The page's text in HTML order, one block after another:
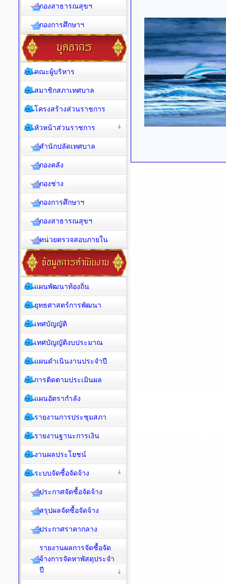
กองสาธารณสุขฯ
กองการศึกษาฯ
คณะผู้บริหาร
สมาชิกสภาเทศบาล
โครงสร้างส่วนราชการ
หัวหน้าส่วนราชการ
สำนักปลัดเทศบาล
กองคลัง
กองช่าง
กองการศึกษาฯ
กองสาธารณสุขฯ
หน่วยตรวจสอบภายใน
แผนพัฒนาท้องถิ่น
ยุทธศาสตร์การพัฒนา
เทศบัญญัติ
เทศบัญญัติงบประมาณ
แผนดำเนินงานประจำปี
การติดตามประเมินผล
แผนอัตรากำลัง
รายงานการประชุมสภา
รายงานฐานะการเงิน
งานผลประโยชน์
ระบบจัดซื้อจัดจ้าง
ประกาศจัดซื้อจัดจ้าง
สรุปผลจัดซื้อจัดจ้าง
ประกาศราคากลาง
รายงานผลการจัดซื้อจัด
จ้างการจัดหาพัสดุประจำ
ปี